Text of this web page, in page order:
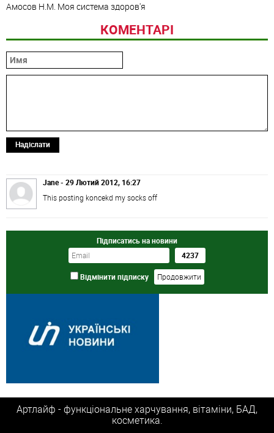
Амосов Н.М. Моя система здоров'я
КОМЕНТАРІ
Надіслати
Jane - 29 Лютий 2012, 16:27
This posting koncekd my socks off
Підписатись на новини
Відмінити підписку
Артлайф - функціональне харчування, вітаміни, БАД,
косметика.